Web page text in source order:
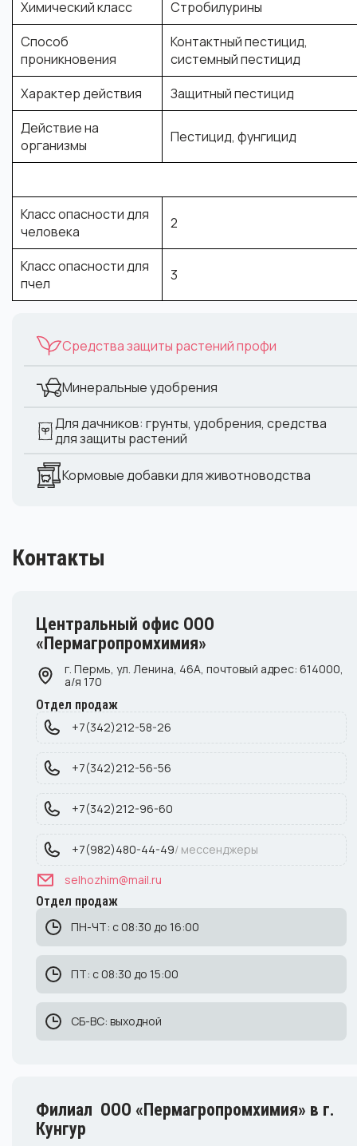
Химический класс
Стробилурины
Способ
проникновения
Контактный пестицид,
системный пестицид
Характер действия
Защитный пестицид
Действие на
организмы
Пестицид, фунгицид
Класс опасности для
человека
2
Класс опасности для
пчел
3
Средства защиты растений профи
Минеральные удобрения
Для дачников: грунты, удобрения, средства
для защиты растений
Кормовые добавки для животноводства
Контакты
Центральный офис ООО
«Пермагропромхимия»
г. Пермь, ул. Ленина, 46А, почтовый адрес: 614000,
а/я 170
Отдел продаж
+7(342)212-58-26
+7(342)212-56-56
+7(342)212-96-60
+7(982)480-44-49/ мессенджеры
selhozhim@mail.ru
Отдел продаж
ПН-ЧТ: с 08:30 до 16:00
ПТ: с 08:30 до 15:00
СБ-ВС: выходной
Филиал ООО «Пермагропромхимия» в г.
Кунгур